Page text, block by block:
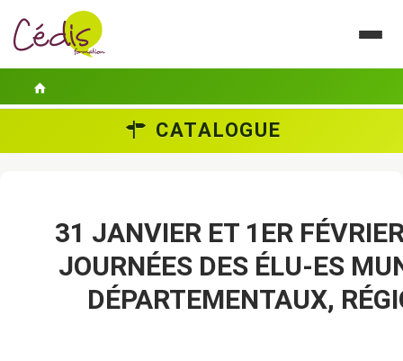
GUIDES PRATIQUES
CONTACT
CATALOGUE
31 JANVIER ET 1ER
JOURNÉES DES ÉLU-ES
DÉPARTEMENTAUX,